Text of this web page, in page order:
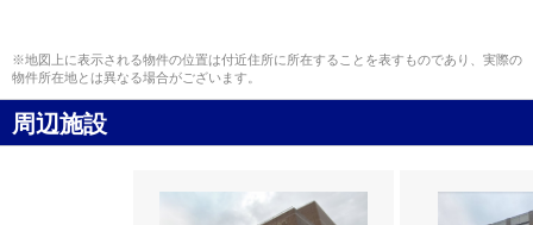
※地図上に表示される物件の位置は付近住所に所在することを表すものであり、実際の
物件所在地とは異なる場合がございます。
周辺施設